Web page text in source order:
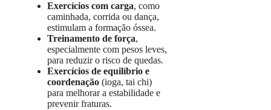
Exercícios com carga, como
caminhada, corrida ou dança,
estimulam a formação óssea.
Treinamento de força,
especialmente com pesos leves,
para reduzir o risco de quedas.
Exercícios de equilíbrio e
coordenação (ioga, tai chi)
para melhorar a estabilidade e
prevenir fraturas.